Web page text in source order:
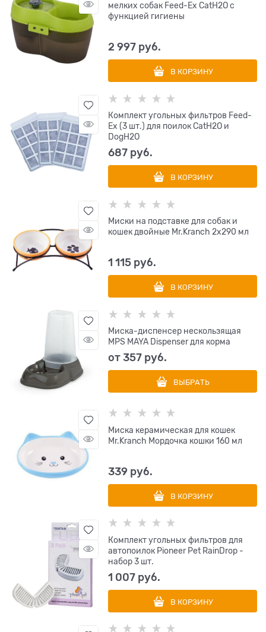
мелких собак Feed-Ex CatH2O с
функцией гигиены
2 997 руб.
В КОРЗИНУ
Комплект угольных фильтров Feed-
Ex (3 шт.) для поилок CatH2O и
DogH2O
687 руб.
В КОРЗИНУ
Миски на подставке для собак и
кошек двойные Mr.Kranch 2х290 мл
1 115 руб.
В КОРЗИНУ
Миска-диспенсер нескользящая
MPS MAYA Dispenser для корма
от357 руб.
ВЫБРАТЬ
Миска керамическая для кошек
Mr.Kranch Мордочка кошки 160 мл
339 руб.
В КОРЗИНУ
Комплект угольных фильтров для
автопоилок Pioneer Pet RainDrop -
набор 3 шт.
1 007 руб.
В КОРЗИНУ